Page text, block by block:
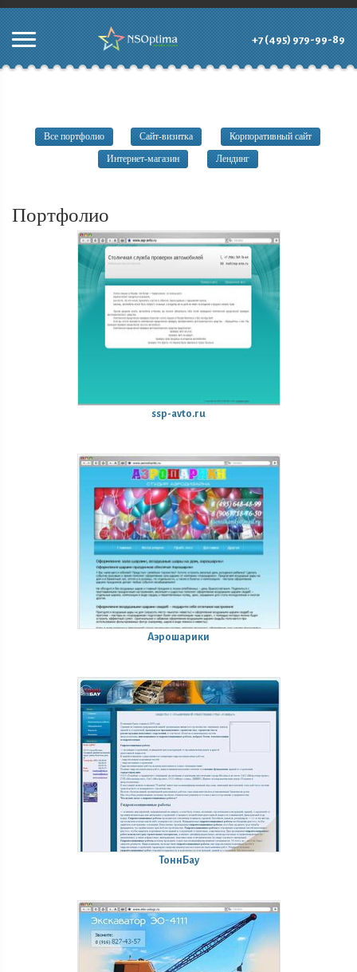
+7 (495) 979-99-89
Все портфолио Сайт-визитка
Корпоративный сайт
Интернет-магазин
Лендинг
Портфолио
ssp-avto.ru
Аэрошарики
ТоннБау